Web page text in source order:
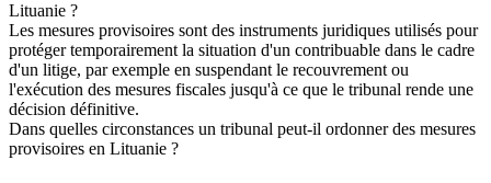
Lituanie ?
Les mesures provisoires sont des instruments juridiques utilisés pour
protéger temporairement la situation d'un contribuable dans le cadre
d'un litige, par exemple en suspendant le recouvrement ou
l'exécution des mesures fiscales jusqu'à ce que le tribunal rende une
décision définitive.
Dans quelles circonstances un tribunal peut-il ordonner des mesures
provisoires en Lituanie ?